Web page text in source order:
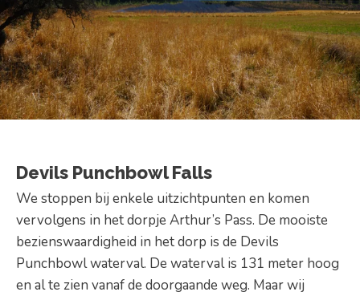
Devils Punchbowl Falls
We stoppen bij enkele uitzichtpunten en komen
vervolgens in het dorpje Arthur’s Pass. De mooiste
bezienswaardigheid in het dorp is de Devils
Punchbowl waterval. De waterval is 131 meter hoog
en al te zien vanaf de doorgaande weg. Maar wij